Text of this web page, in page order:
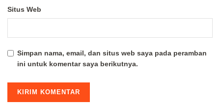
Situs Web
Simpan nama, email, dan situs web saya pada peramban
ini untuk komentar saya berikutnya.